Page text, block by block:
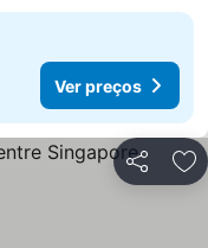
Ver preços
Partilhar